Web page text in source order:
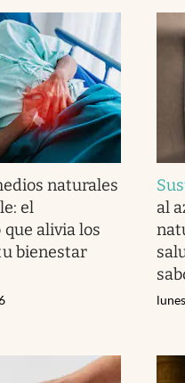
naturales
el
alivia los
bienestar
al